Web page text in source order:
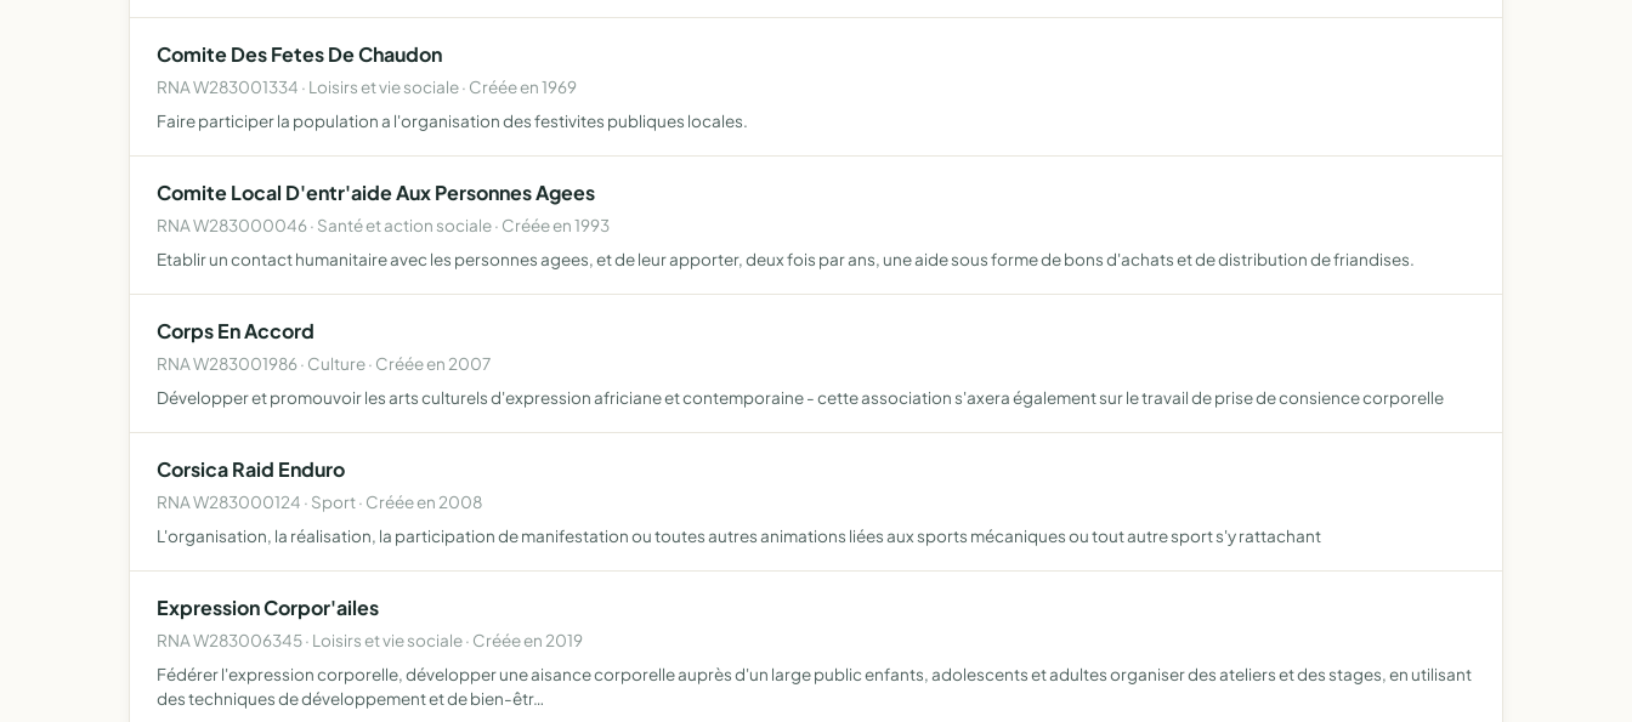
Comite Des Fetes De Chaudon
RNA W283001334 · Loisirs et vie sociale · Créée en 1969
Faire participer la population a l'organisation des festivites publiques locales.
Comite Local D'entr'aide Aux Personnes Agees
RNA W283000046 · Santé et action sociale · Créée en 1993
Etablir un contact humanitaire avec les personnes agees, et de leur apporter, deux fois par ans, une aide sous forme de bons d'achats et de distribution de friandises.
Corps En Accord
RNA W283001986 · Culture · Créée en 2007
Développer et promouvoir les arts culturels d'expression africiane et contemporaine - cette association s'axera également sur le travail de prise de consience corporelle
Corsica Raid Enduro
RNA W283000124 · Sport · Créée en 2008
L'organisation, la réalisation, la participation de manifestation ou toutes autres animations liées aux sports mécaniques ou tout autre sport s'y rattachant
Expression Corpor'ailes
RNA W283006345 · Loisirs et vie sociale · Créée en 2019
Fédérer l'expression corporelle, développer une aisance corporelle auprès d'un large public enfants, adolescents et adultes organiser des ateliers et des stages, en utilisant
des techniques de développement et de bien-êtr…